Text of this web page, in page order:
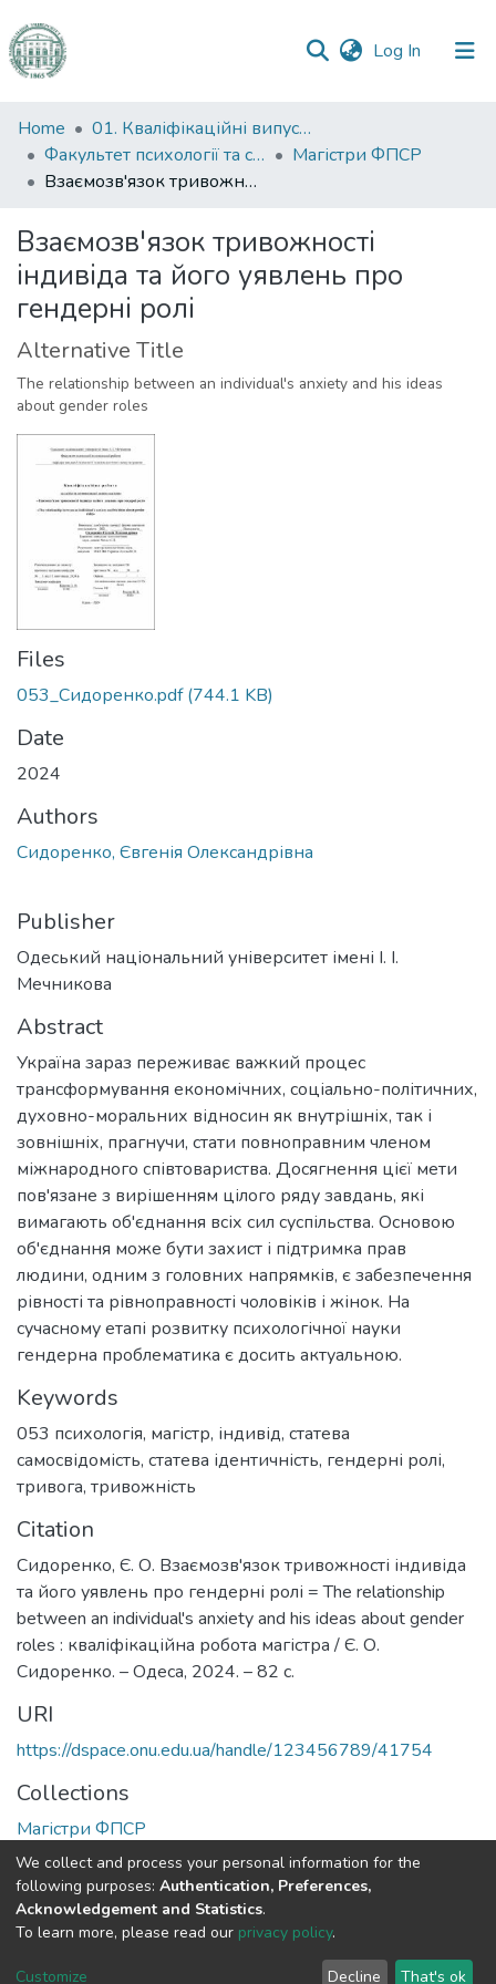
Log In (current)
Communities
&
Collections
Statistics
Home
01. Кваліфікаційні випускні роботи здобувачів вищої освіти
Факультет психології та соціальної роботи
Магістри ФПСР
Взаємозв'язок тривожності індивіда та його уявлень про гендерні ролі
Взаємозв'язок тривожності
індивіда та його уявлень про
гендерні ролі
Alternative Title
The relationship between an individual's anxiety and his ideas
about gender roles
Files
053_Сидоренко.pdf(744.1 KB)
Date
2024
Authors
Сидоренко, Євгенія Олександрівна
Publisher
Одеський національний університет імені І. І.
Мечникова
Abstract
Україна зараз переживає важкий процес
трансформування економічних, соціально-політичних,
духовно-моральних відносин як внутрішніх, так і
зовнішніх, прагнучи, стати повноправним членом
міжнародного співтовариства. Досягнення цієї мети
пов'язане з вирішенням цілого ряду завдань, які
вимагають об'єднання всіх сил суспільства. Основою
об'єднання може бути захист і підтримка прав
людини, одним з головних напрямків, є забезпечення
рівності та рівноправності чоловіків і жінок. На
сучасному етапі розвитку психологічної науки
гендерна проблематика є досить актуальною.
Keywords
053 психологія, магістр, індивід, статева
самосвідомість, статева ідентичність, гендерні ролі,
тривога, тривожність
Citation
Сидоренко, Є. О. Взаємозв'язок тривожності індивіда
та його уявлень про гендерні ролі = The relationship
between an individual's anxiety and his ideas about gender
roles : кваліфікаційна робота магістра / Є. О.
Сидоренко. – Одеса, 2024. – 82 с.
URI
https://dspace.onu.edu.ua/handle/123456789/41754
Collections
Магістри ФПСР
Full item page
DSpace software copyright © 2009-2026
Cookie End User Send
We collect and process your personal information for the
following purposes: Authentication, Preferences,
Acknowledgement and Statistics.
To learn more, please read our privacy policy.
Customize Decline That's ok